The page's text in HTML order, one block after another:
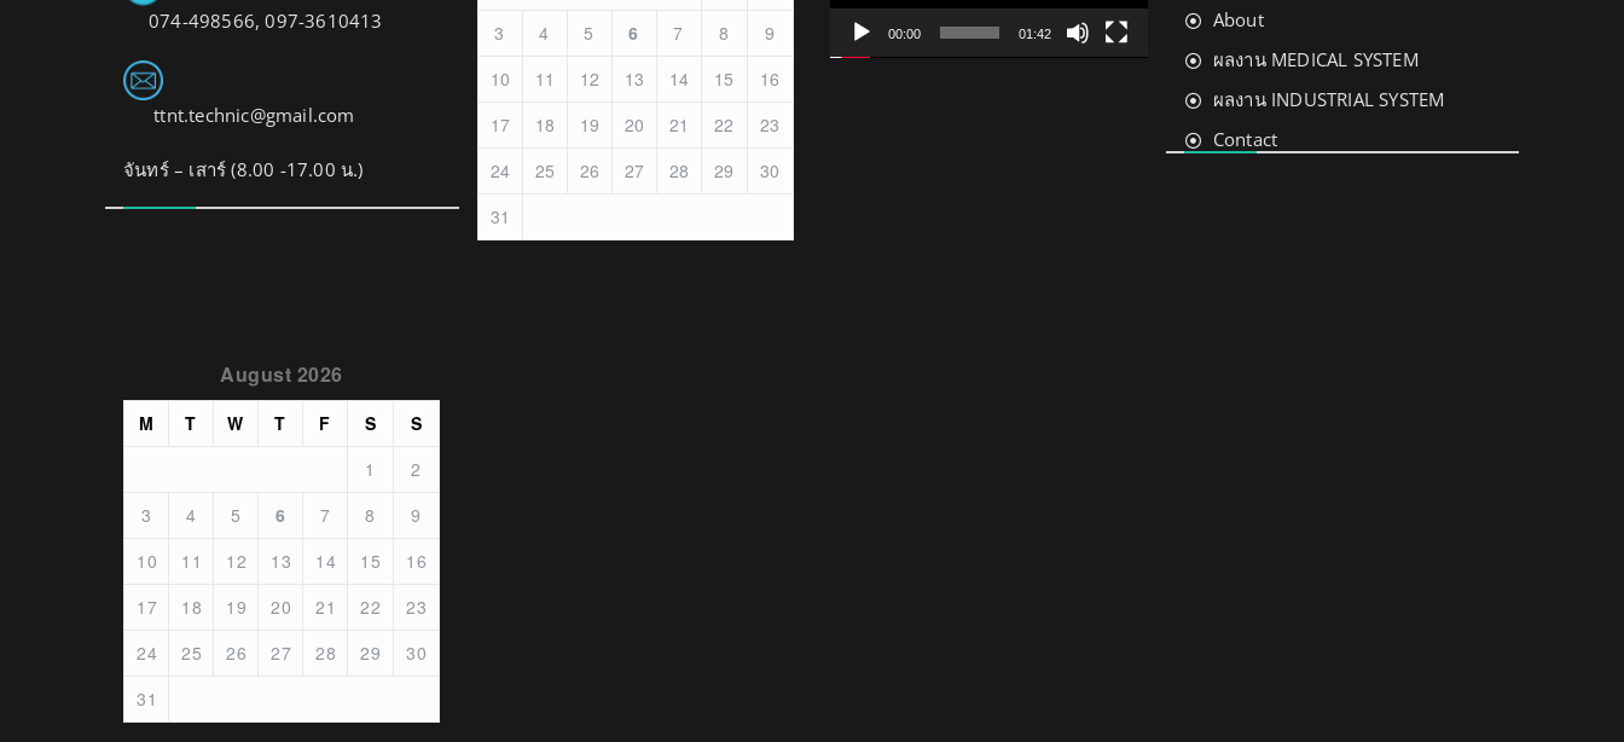
074-498566, 097-3610413
ttnt.technic@gmail.com
จันทร์ – เสาร์ (8.00 -17.00 น.)
3
4 5 6 7 8
9
10
11 12 13 14 15
16
17
18 19 20 21 22
23
24
25 26 27 28 29
30
31
00:00 01:42
About
ผลงาน MEDICAL SYSTEM
ผลงาน INDUSTRIAL SYSTEM
Contact
August 2026
M T W T F S
S
1
2
3
4 5 6 7 8
9
10
11 12 13 14 15
16
17
18 19 20 21 22
23
24
25 26 27 28 29
30
31